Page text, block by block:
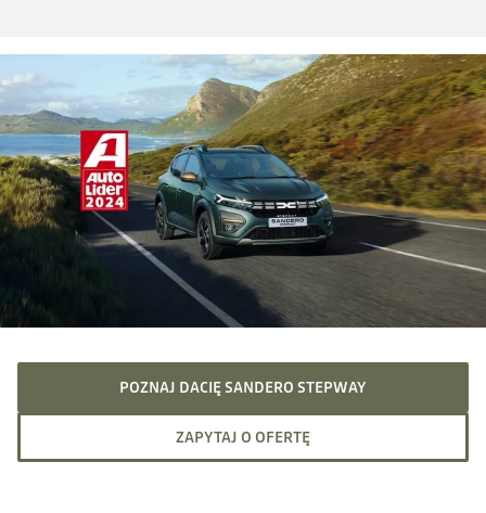
POZNAJ DACIĘ SANDERO STEPWAY
ZAPYTAJ O OFERTĘ